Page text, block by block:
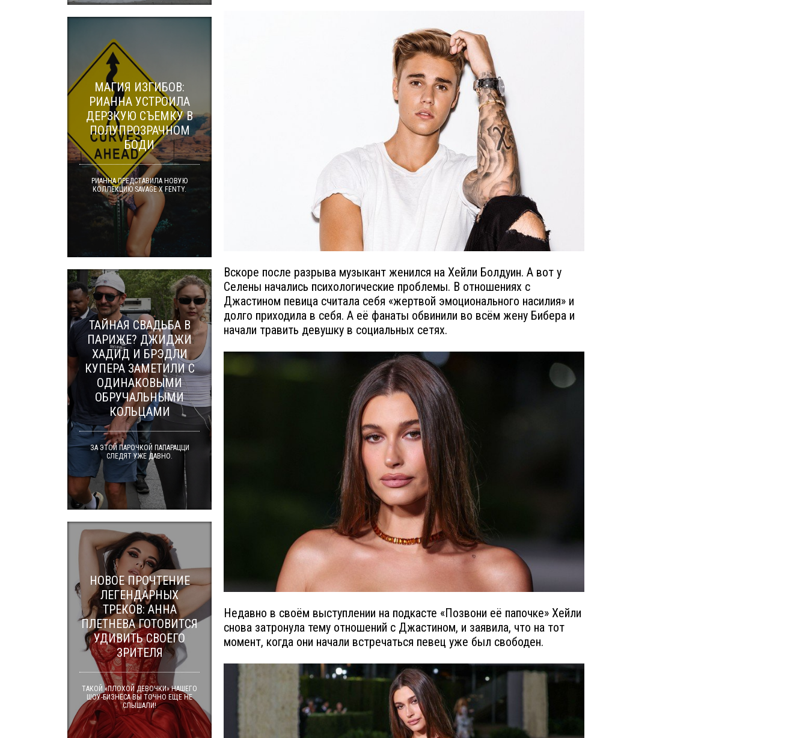
Вскоре после разрыва музыкант женился на Хейли Болдуин. А вот у
Селены начались психологические проблемы. В отношениях с
Джастином певица считала себя «жертвой эмоционального насилия» и
долго приходила в себя. А её фанаты обвинили во всём жену Бибера и
начали травить девушку в социальных сетях.
Недавно в своём выступлении на подкасте «Позвони её папочке» Хейли
снова затронула тему отношений с Джастином, и заявила, что на тот
момент, когда они начали встречаться певец уже был свободен.
МАГИЯ ИЗГИБОВ:
РИАННА УСТРОИЛА
ДЕРЗКУЮ СЪЕМКУ В
ПОЛУПРОЗРАЧНОМ
БОДИ
РИАННА ПРЕДСТАВИЛА НОВУЮ
КОЛЛЕКЦИЮ SAVAGE X FENTY.
ТАЙНАЯ СВАДЬБА В
ПАРИЖЕ? ДЖИДЖИ
ХАДИД И БРЭДЛИ
КУПЕРА ЗАМЕТИЛИ С
ОДИНАКОВЫМИ
ОБРУЧАЛЬНЫМИ
КОЛЬЦАМИ
ЗА ЭТОЙ ПАРОЧКОЙ ПАПАРАЦЦИ
СЛЕДЯТ УЖЕ ДАВНО.
НОВОЕ ПРОЧТЕНИЕ
ЛЕГЕНДАРНЫХ
ТРЕКОВ: АННА
ПЛЕТНЕВА ГОТОВИТСЯ
УДИВИТЬ СВОЕГО
ЗРИТЕЛЯ
ТАКОЙ «ПЛОХОЙ ДЕВОЧКИ» НАШЕГО
ШОУ-БИЗНЕСА ВЫ ТОЧНО ЕЩЕ НЕ
СЛЫШАЛИ!